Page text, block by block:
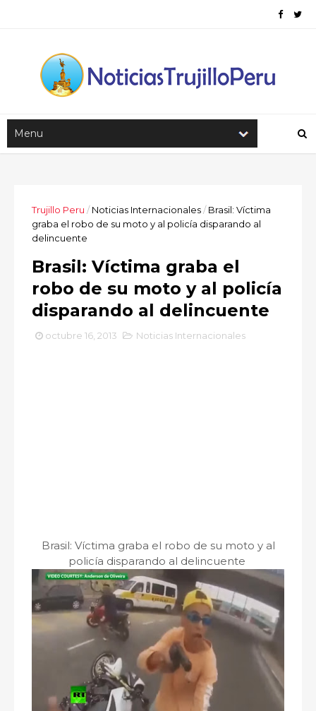
Trujillo Peru / Noticias Internacionales/ Brasil: Víctima
graba el robo de su moto y al policía disparando al
delincuente
Brasil: Víctima graba el
robo de su moto y al policía
disparando al delincuente
octubre 16, 2013 Noticias Internacionales
Brasil: Víctima graba el robo de su moto y al
policía disparando al delincuente